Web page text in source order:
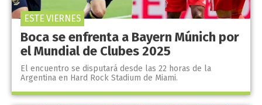
Boca se enfrenta a Bayern Múnich por
el Mundial de Clubes 2025
El encuentro se disputará desde las 22 horas de la
Argentina en Hard Rock Stadium de Miami.
ESTE VIERNES